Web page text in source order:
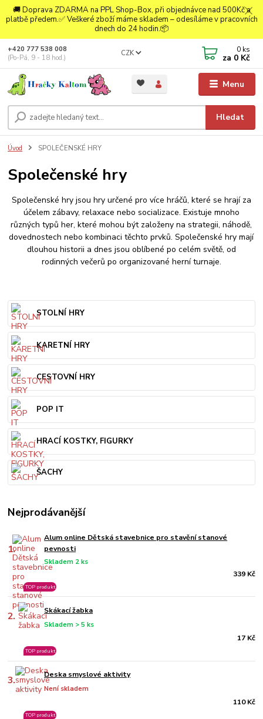
🚚 Doprava ZDARMA na PPL Shop-Box, při objednávce nad 500Kč a
platbě předem.✅ Veškeré zboží máme skladem – odesíláme v pracovních
dnech do 24 hodin.📦
Menu
CZK
Hledat
+420 777 538 008
(Po-Pá, 9 - 18 hod.)
0 ks
za 0 Kč
Úvod SPOLEČENSKÉ HRY
Společenské hry
Společenské hry jsou hry určené pro více hráčů, které se hrají za
účelem zábavy, relaxace nebo socializace. Existuje mnoho
různých typů her, které mohou být založeny na strategii, náhodě,
dovednostech nebo kombinaci těchto prvků. Společenské hry mají
dlouhou historii a dnes jsou oblíbené po celém světě, od
rodinných večerů po organizované herní turnaje.
STOLNÍ HRY
KARETNÍ HRY
CESTOVNÍ HRY
POP IT
HRACÍ KOSTKY, FIGURKY
ŠACHY
Nejprodávanější
1.
Alum online Dětská stavebnice pro stavění stanové
pevnosti
Skladem 2 ks
TOP produkt
339 Kč
2. Skákací žabka
Skladem > 5 ks
TOP produkt
17 Kč
3. Deska smyslové aktivity
Není skladem
TOP produkt
110 Kč